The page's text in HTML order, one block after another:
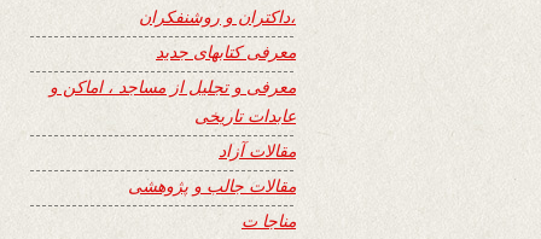
،داکتران و روشنفکران
معرفی کتابهای جدید
معرفی و تجلیل از مساجد ، اماکن و
عابدات تاریخی
مقالات آزاد
مقالات جالب و پژوهشی
مناجا ت